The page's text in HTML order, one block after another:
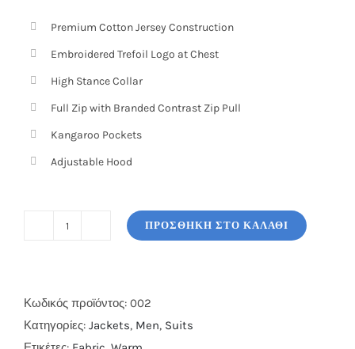
Premium Cotton Jersey Construction
Embroidered Trefoil Logo at Chest
High Stance Collar
Full Zip with Branded Contrast Zip Pull
Kangaroo Pockets
Adjustable Hood
ποσότητα
ΠΡΟΣΘΉΚΗ ΣΤΟ ΚΑΛΆΘΙ
Κωδικός προϊόντος: 002
Κατηγορίες: Jackets, Men, Suits